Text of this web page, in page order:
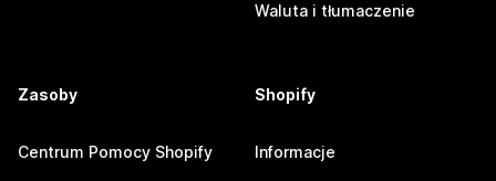
Waluta i tłumaczenie
Zasoby
Centrum Pomocy Shopify
Shopify
Informacje